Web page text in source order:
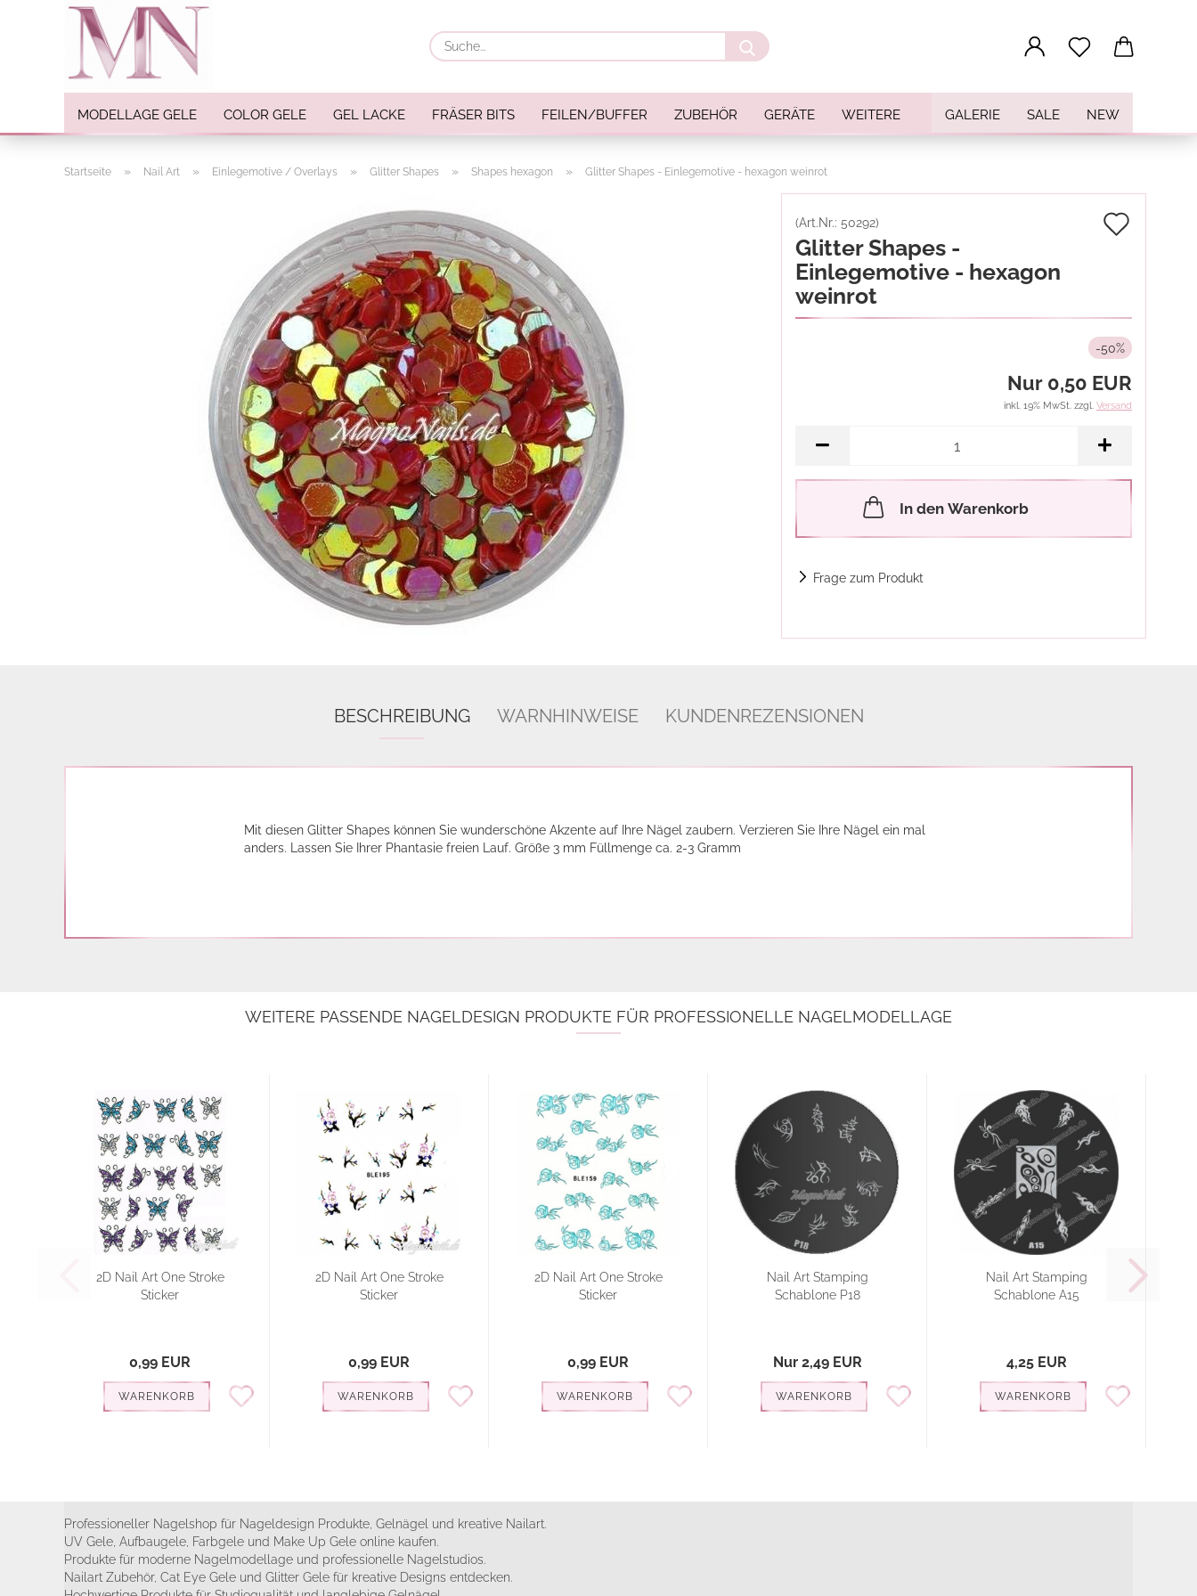
Suche...
MODELLAGE GELE COLOR GELE GEL LACKE FRÄSER BITS FEILEN/BUFFER ZUBEHÖR GERÄTE GALERIE SALE NEW
WEITERE
Einlegemotive / Overlays
Nail Sticker
Nail Art Folien
Nail Stamping
Glitter
INK Colors
Nail Art Sets
Airbrush
3D Nail Formen
Feine Acrylfarbe / Aquarell
Nail Piercing
Startseite » Nail Art » Einlegemotive / Overlays » Glitter Shapes » Shapes hexagon » Glitter Shapes - Einlegemotive - hexagon weinrot
(Art.Nr.: 50292)
Glitter Shapes -
Einlegemotive - hexagon
weinrot
-50%
Nur 0,50 EUR
inkl. 19% MwSt. zzgl. Versand
In den Warenkorb
Frage zum Produkt
BESCHREIBUNG WARNHINWEISE KUNDENREZENSIONEN
Mit diesen Glitter Shapes können Sie wunderschöne Akzente auf Ihre Nägel zaubern. Verzieren Sie Ihre Nägel ein mal
anders. Lassen Sie Ihrer Phantasie freien Lauf. Größe 3 mm Füllmenge ca. 2-3 Gramm
WEITERE PASSENDE NAGELDESIGN PRODUKTE FÜR PROFESSIONELLE NAGELMODELLAGE
2D Nail Art One Stroke
Sticker
0,99 EUR
WARENKORB
2D Nail Art One Stroke
Sticker
0,99 EUR
WARENKORB
2D Nail Art One Stroke
Sticker
0,99 EUR
WARENKORB
Nail Art Stamping
Schablone P18
Nur 2,49 EUR
WARENKORB
Nail Art Stamping
Schablone A15
4,25 EUR
WARENKORB
Professioneller Nagelshop für Nageldesign Produkte, Gelnägel und kreative Nailart.
UV Gele, Aufbaugele, Farbgele und Make Up Gele online kaufen.
Produkte für moderne Nagelmodellage und professionelle Nagelstudios.
Nailart Zubehör, Cat Eye Gele und Glitter Gele für kreative Designs entdecken.